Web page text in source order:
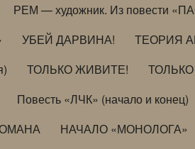
РЕМ — художник. Из повести
УБЕЙ ДАРВИНА!
ТЕОРИЯ
ТОЛЬКО ЖИВИТЕ!
Повесть «ЛЧК» (начало и конец)
НАЧАЛО «МОНОЛОГА»